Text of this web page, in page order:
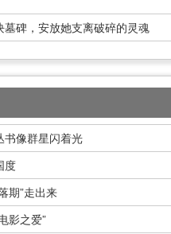
墓碑，安放她支离破碎的灵魂
书像群星闪着光
度
期”走出来
影之爱”